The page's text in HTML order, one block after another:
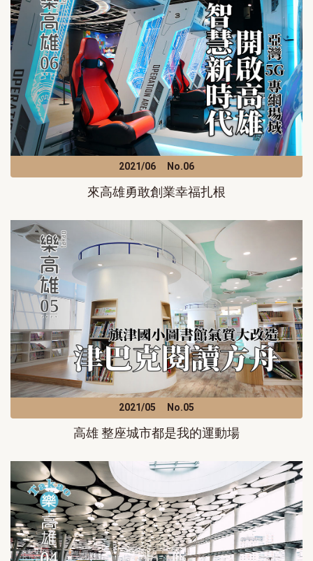
2021/06 No.06
來高雄勇敢創業幸福扎根
2021/05 No.05
高雄 整座城市都是我的運動場